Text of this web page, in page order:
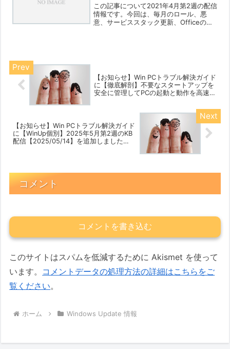
この記事について2021年4月第2週の配信
情報です。今回は、毎月のロール、悪
意、サービススタック更新、Officeのロ
【お知らせ】Win PCトラブル解決ガイド
に【徹底解剖】不要なスタートアップを
安全に管理してPCの起動と動作を高速化
【お知らせ】Win PCトラブル解決ガイド
に【WinUp個別】2025年5月第2週のKB
配信【2025/05/14】を追加しました
コメント
コメントを書き込む
このサイトはスパムを低減するために Akismet を使って
います。 コメントデータの処理方法の詳細はこちらをご
覧ください。
ホーム Windows Update 情報